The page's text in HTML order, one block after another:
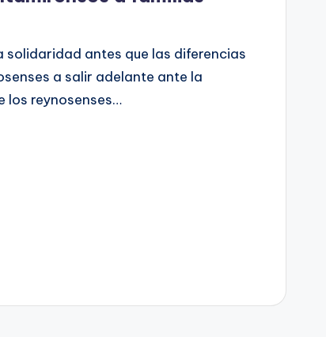
solidaridad antes que las diferencias
a salir adelante ante la
los reynosenses…